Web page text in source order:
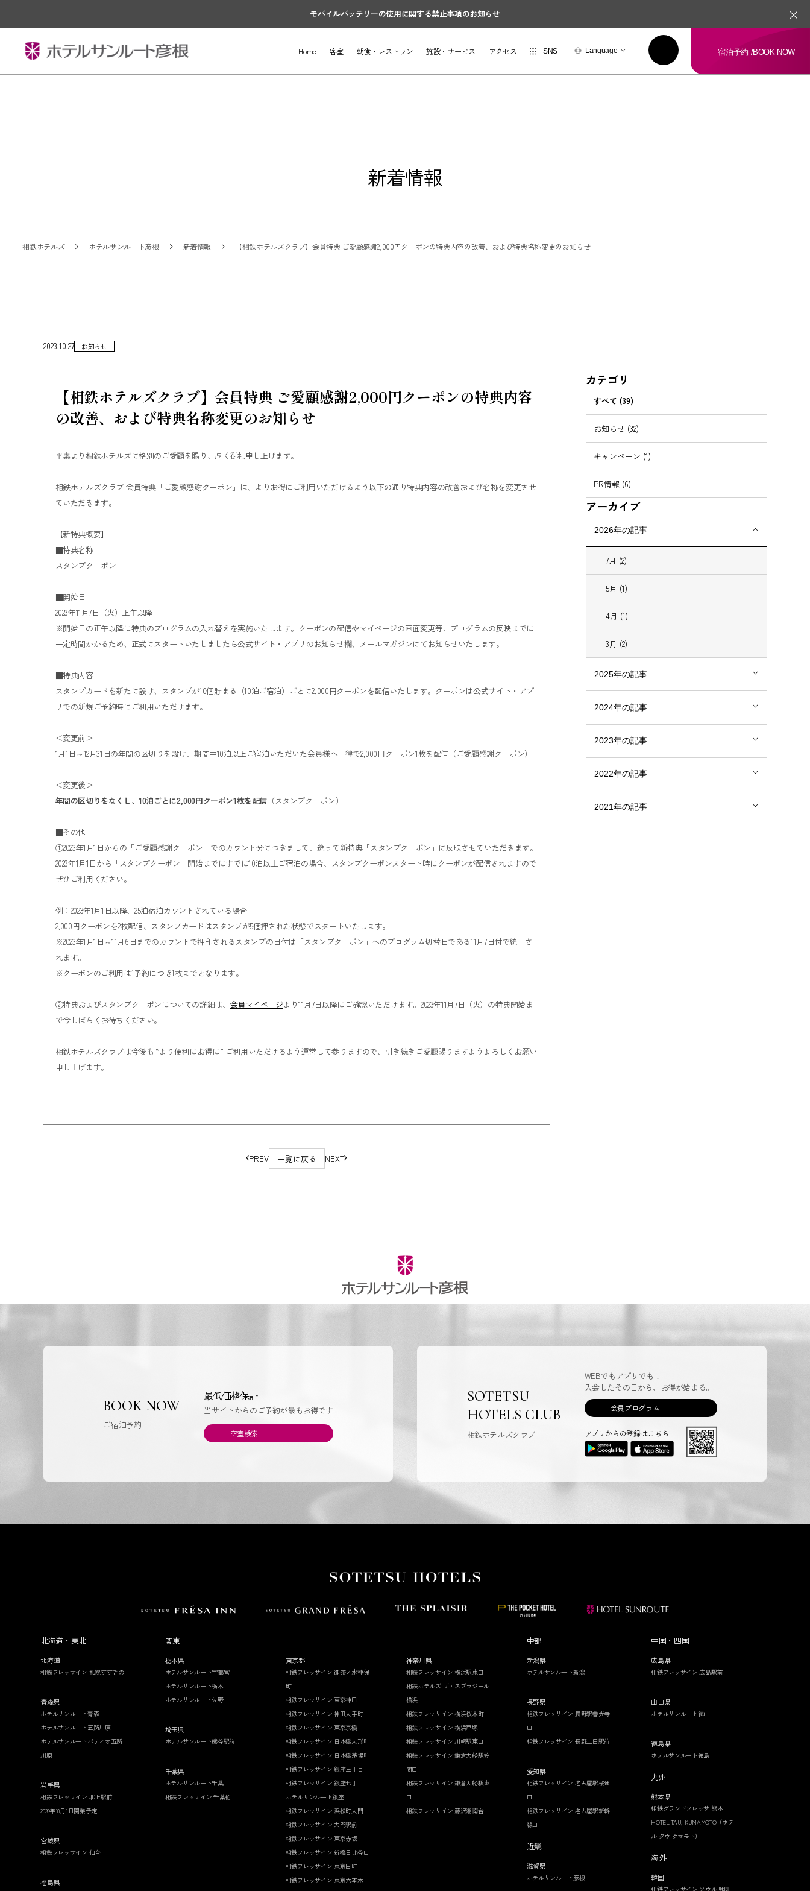
モバイルバッテリーの使用に関する禁止事項のお知らせ
Home 客室 朝食・レストラン 施設・サービス アクセス SNS Language 宿泊予約 /BOOK NOW
新着情報
相鉄ホテルズ ホテルサンルート彦根 新着情報 【相鉄ホテルズクラブ】会員特典 ご愛顧感謝2,000円クーポンの特典内容の改善、および特典名称変更のお知らせ
2023.10.27 お知らせ
【相鉄ホテルズクラブ】会員特典 ご愛顧感謝2,000円クーポンの特典内容
の改善、および特典名称変更のお知らせ
平素より相鉄ホテルズに格別のご愛顧を賜り、厚く御礼申し上げます。
相鉄ホテルズクラブ 会員特典「ご愛顧感謝クーポン」は、よりお得にご利用いただけるよう以下の通り特典内容の改善および名称を変更させ
ていただきます。
【新特典概要】
■特典名称
スタンプクーポン
■開始日
2023年11月7日（火）正午以降
※開始日の正午以降に特典のプログラムの入れ替えを実施いたします。クーポンの配信やマイページの画面変更等、プログラムの反映までに
一定時間かかるため、正式にスタートいたしましたら公式サイト・アプリのお知らせ欄、メールマガジンにてお知らせいたします。
■特典内容
スタンプカードを新たに設け、スタンプが10個貯まる（10泊ご宿泊）ごとに2,000円クーポンを配信いたします。クーポンは公式サイト・アプ
リでの新規ご予約時にご利用いただけます。
＜変更前＞
1月1日～12月31日の年間の区切りを設け、期間中10泊以上ご宿泊いただいた会員様へ一律で2,000円クーポン1枚を配信（ご愛顧感謝クーポン）
＜変更後＞
年間の区切りをなくし、10泊ごとに2,000円クーポン1枚を配信 （スタンプクーポン）
■その他
①2023年1月1日からの「ご愛顧感謝クーポン」でのカウント分につきまして、遡って新特典「スタンプクーポン」に反映させていただきます。
2023年1月1日から「スタンプクーポン」開始までにすでに10泊以上ご宿泊の場合、スタンプクーポンスタート時にクーポンが配信されますので
ぜひご利用ください。
例：2023年1月1日以降、25泊宿泊カウントされている場合
2,000円クーポンを2枚配信、スタンプカードはスタンプが5個押された状態でスタートいたします。
※2023年1月1日～11月6日までのカウントで押印されるスタンプの日付は「スタンプクーポン」へのプログラム切替日である11月7日付で統一さ
れます。
※クーポンのご利用は1予約につき1枚までとなります。
②特典およびスタンプクーポンについての詳細は、 会員マイページより11月7日以降にご確認いただけます。2023年11月7日（火）の特典開始ま
で今しばらくお待ちください。
相鉄ホテルズクラブは今後も “より便利にお得に” ご利用いただけるよう運営して参りますので、引き続きご愛顧賜りますようよろしくお願い
申し上げます。
PREV 一覧に戻る NEXT
カテゴリ
すべて (39)
お知らせ (32)
キャンペーン (1)
PR情報 (6)
アーカイブ
2026年の記事
7月 (2)
5月 (1)
4月 (1)
3月 (2)
2025年の記事
2024年の記事
2023年の記事
2022年の記事
2021年の記事
BOOK NOW
ご宿泊予約
最低価格保証
当サイトからのご予約が最もお得です
空室検索
SOTETSU
HOTELS CLUB
相鉄ホテルズクラブ
WEBでもアプリでも！
入会したその日から、お得が始まる。
会員プログラム
アプリからの登録はこちら
北海道・東北
北海道
相鉄フレッサイン 札幌すすきの
青森県
ホテルサンルート青森
ホテルサンルート五所川原
ホテルサンルートパティオ五所
川原
岩手県
相鉄フレッサイン 北上駅前
2026年10月1日開業予定
宮城県
相鉄フレッサイン 仙台
福島県
関東
栃木県
ホテルサンルート宇都宮
ホテルサンルート栃木
ホテルサンルート佐野
埼玉県
ホテルサンルート熊谷駅前
千葉県
ホテルサンルート千葉
相鉄フレッサイン 千葉柏
東京都
相鉄フレッサイン 御茶ノ水神保
町
相鉄フレッサイン 東京神田
相鉄フレッサイン 神田大手町
相鉄フレッサイン 東京京橋
相鉄フレッサイン 日本橋人形町
相鉄フレッサイン 日本橋茅場町
相鉄フレッサイン 銀座三丁目
相鉄フレッサイン 銀座七丁目
ホテルサンルート銀座
相鉄フレッサイン 浜松町大門
相鉄フレッサイン 大門駅前
相鉄フレッサイン 東京赤坂
相鉄フレッサイン 新橋日比谷口
相鉄フレッサイン 東京田町
相鉄フレッサイン 東京六本木
神奈川県
相鉄フレッサイン 横浜駅東口
相鉄ホテルズ ザ・スプラジール
横浜
相鉄フレッサイン 横浜桜木町
相鉄フレッサイン 横浜戸塚
相鉄フレッサイン 川崎駅東口
相鉄フレッサイン 鎌倉大船駅笠
間口
相鉄フレッサイン 鎌倉大船駅東
口
相鉄フレッサイン 藤沢湘南台
中部
新潟県
ホテルサンルート新潟
長野県
相鉄フレッサイン 長野駅善光寺
口
相鉄フレッサイン 長野上田駅前
愛知県
相鉄フレッサイン 名古屋駅桜通
口
相鉄フレッサイン 名古屋駅新幹
線口
近畿
滋賀県
ホテルサンルート彦根
中国・四国
広島県
相鉄フレッサイン 広島駅前
山口県
ホテルサンルート徳山
徳島県
ホテルサンルート徳島
九州
熊本県
相鉄グランドフレッサ 熊本
HOTEL TAU, KUMAMOTO（ホテ
ル タウ クマモト）
海外
韓国
相鉄フレッサイン ソウル明洞